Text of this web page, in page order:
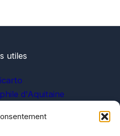
utiles
d'Aquitaine